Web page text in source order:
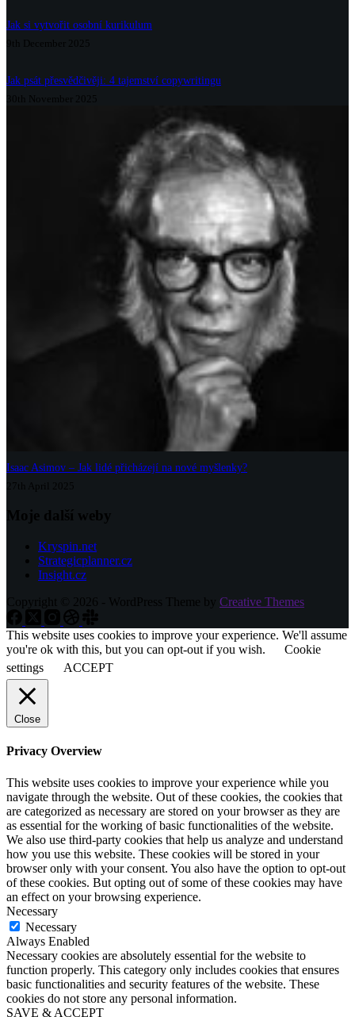
Jak si vytvořit osobní kurikulum
9th December 2025
Jak psát přesvědčivěji: 4 tajemství copywritingu
30th November 2025
Isaac Asimov – Jak lidé přicházejí na nové myšlenky?
27th April 2025
Moje další weby
Kryspin.net
Strategicplanner.cz
Insight.cz
Copyright © 2026 - WordPress Theme by Creative Themes
This website uses cookies to improve your experience. We'll assume
you're ok with this, but you can opt-out if you wish.
Cookie
settings
ACCEPT
Close
Privacy Overview
This website uses cookies to improve your experience while you
navigate through the website. Out of these cookies, the cookies that
are categorized as necessary are stored on your browser as they are
as essential for the working of basic functionalities of the website.
We also use third-party cookies that help us analyze and understand
how you use this website. These cookies will be stored in your
browser only with your consent. You also have the option to opt-out
of these cookies. But opting out of some of these cookies may have
an effect on your browsing experience.
Necessary
Necessary
Always Enabled
Necessary cookies are absolutely essential for the website to
function properly. This category only includes cookies that ensures
basic functionalities and security features of the website. These
cookies do not store any personal information.
SAVE & ACCEPT